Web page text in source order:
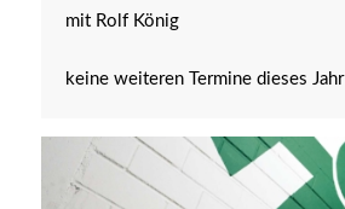
mit Rolf König
keine weiteren Termine dieses Jahr